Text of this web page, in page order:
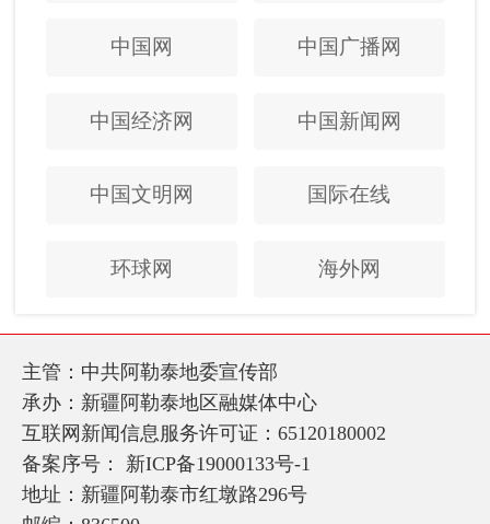
中国网 中国广播网
中国经济网 中国新闻网
中国文明网 国际在线
环球网 海外网
主管：中共阿勒泰地委宣传部
承办：新疆阿勒泰地区融媒体中心
互联网新闻信息服务许可证：65120180002
备案序号： 新ICP备19000133号-1
地址：新疆阿勒泰市红墩路296号